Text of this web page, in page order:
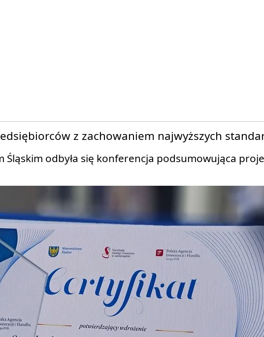
z zachowaniem najwyższych
Śląskim odbyła się konferencja podsumowująca